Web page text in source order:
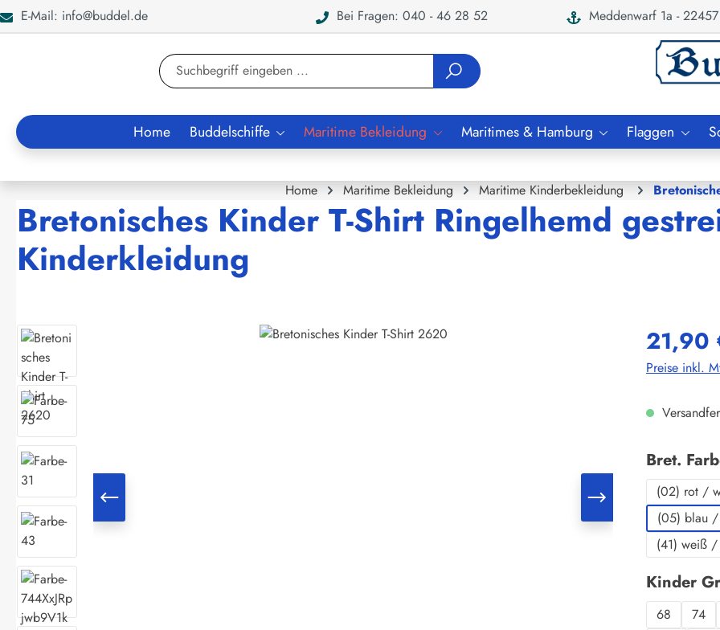
Zur Suche springen
E-Mail: info@buddel.de Bei Fragen: 040 - 46 28 52 Meddenwarf 1a -
Home Buddelschiffe Maritime Bekleidung Maritimes & Hamburg Flaggen
Home Maritime Bekleidung Maritime Kinderbekleidung
Bretonisches Kinder T-Shirt Ringelhemd
Kinderkleidung
Bildergalerie überspringen 21,90
Preise inkl.
Bret.
(02) rot /
(05) blau
(41) weiß /
Kinder
68 74